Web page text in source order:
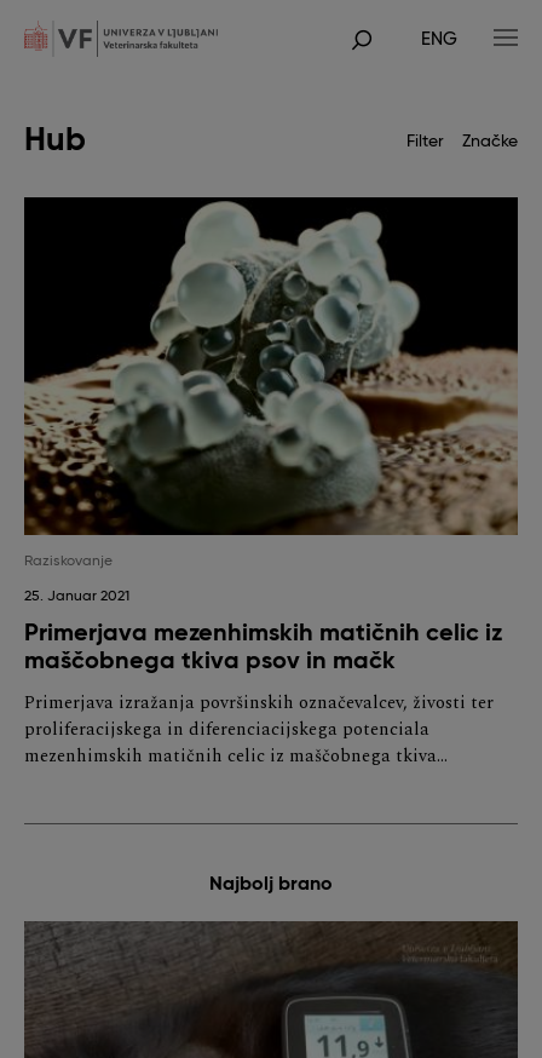
mainPOJDI
ENG
Hub Filter Značke
Raziskovanje
25. Januar 2021
Primerjava mezenhimskih matičnih celic iz
maščobnega tkiva psov in mačk
Primerjava izražanja površinskih označevalcev, živosti ter
proliferacijskega in diferenciacijskega potenciala
mezenhimskih matičnih celic iz maščobnega tkiva…
Najbolj brano